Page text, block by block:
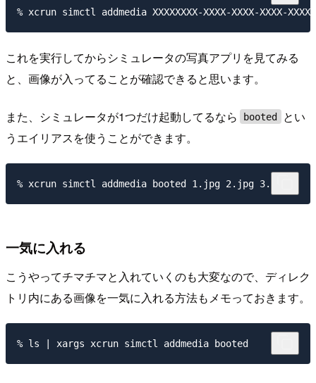
これを実行してからシミュレータの写真アプリを見てみる
と、画像が入ってることが確認できると思います。
また、シミュレータが1つだけ起動してるなら booted
とい
うエイリアスを使うことができます。
一気に入れる
こうやってチマチマと入れていくのも大変なので、ディレク
トリ内にある画像を一気に入れる方法もメモっておきます。